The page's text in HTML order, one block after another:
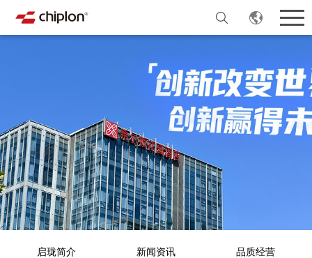
启珑简介 新闻资讯 品质经营